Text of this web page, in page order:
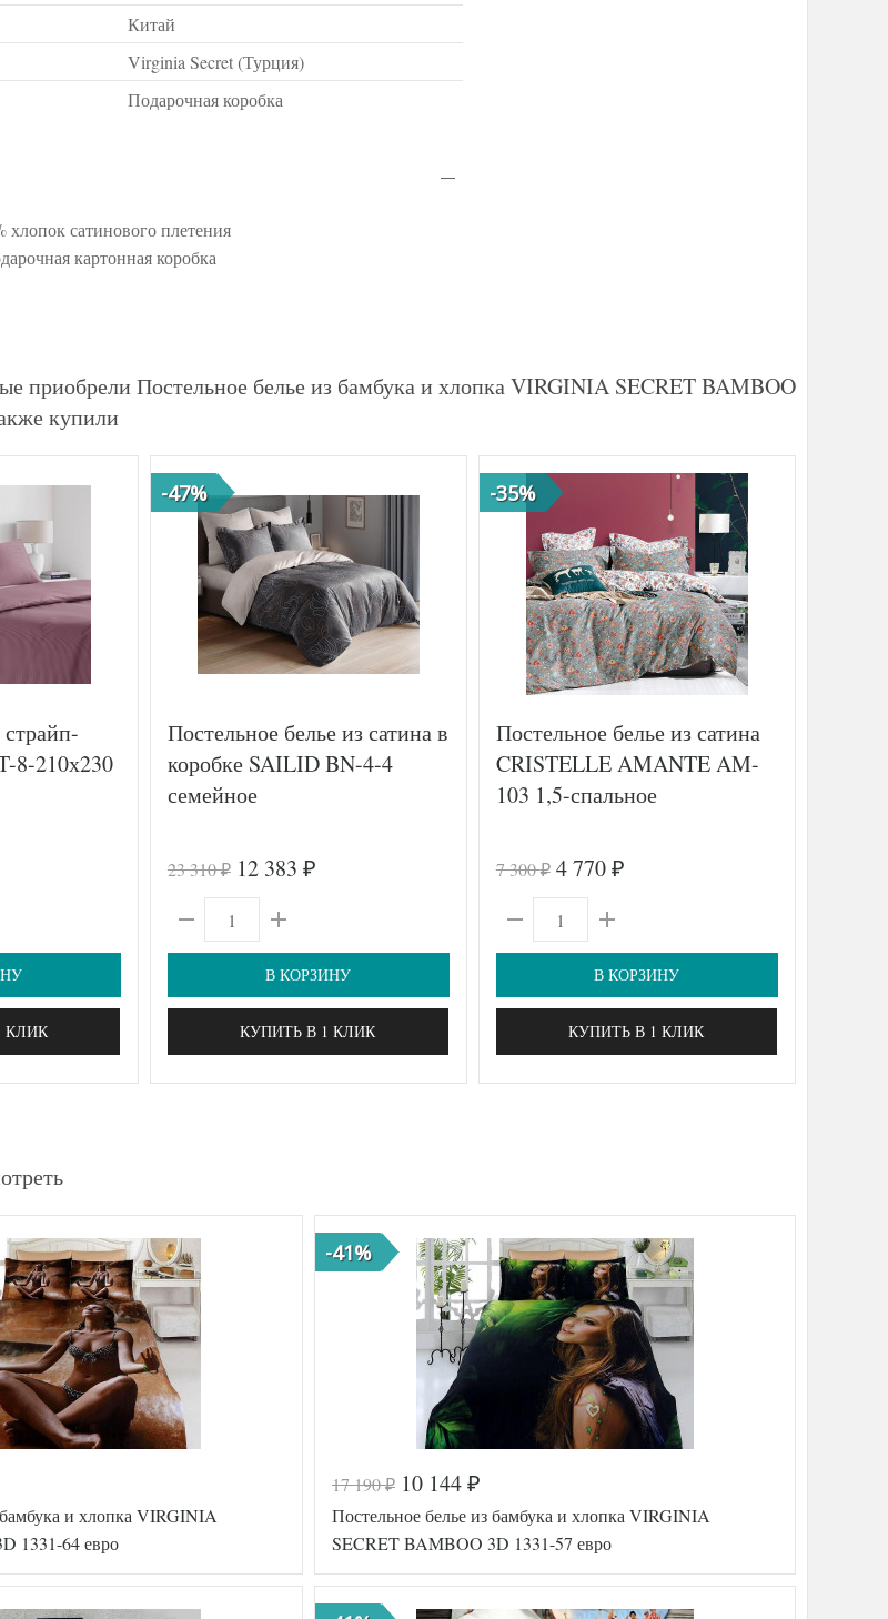
Китай
Virginia Secret (Турция)
Подарочная коробка
хлопок сатинового плетения
картонная коробка
приобрели Постельное белье из бамбука и хлопка VIRGINIA SECRET BAMBOO
купили
8-210х230
КЛИК
-47%
Постельное белье из сатина в
коробке SAILID BN-4-4
семейное
23 310₽ 12 383 ₽
В КОРЗИНУ
КУПИТЬ В 1 КЛИК
-35%
Постельное белье из сатина
CRISTELLE AMANTE AM-
103 1,5-спальное
7 300₽ 4 770 ₽
В КОРЗИНУ
КУПИТЬ В 1 КЛИК
и хлопка VIRGINIA
1331-64 евро
-41%
17 190₽ 10 144 ₽
Постельное белье из бамбука и хлопка VIRGINIA
SECRET BAMBOO 3D 1331-57 евро